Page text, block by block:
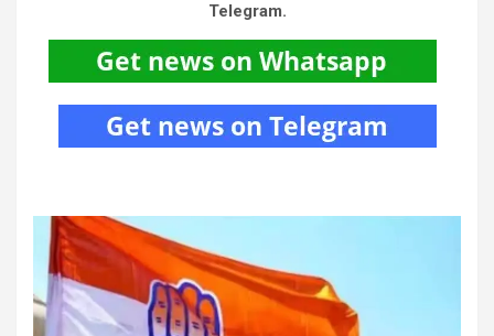
Telegram.